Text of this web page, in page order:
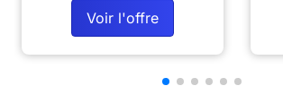
Voir l'offre